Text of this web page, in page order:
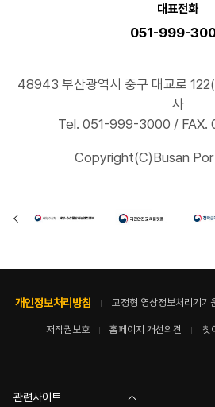
대표전화
051-999-
48943 부산광역시 중구 대교로
사
Tel. 051-999-3000 / FAX.
Copyright(C)Busan
개인정보처리방침 고정형 영상정보처리기기
저작권보호 홈페이지 개선의견 찾
관련사이트